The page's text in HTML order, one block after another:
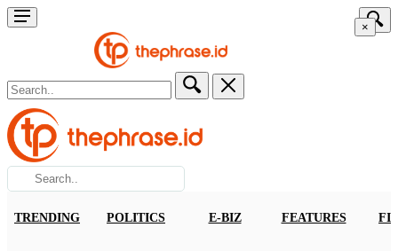
×
TRENDING POLITICS E-BIZ FEATURES